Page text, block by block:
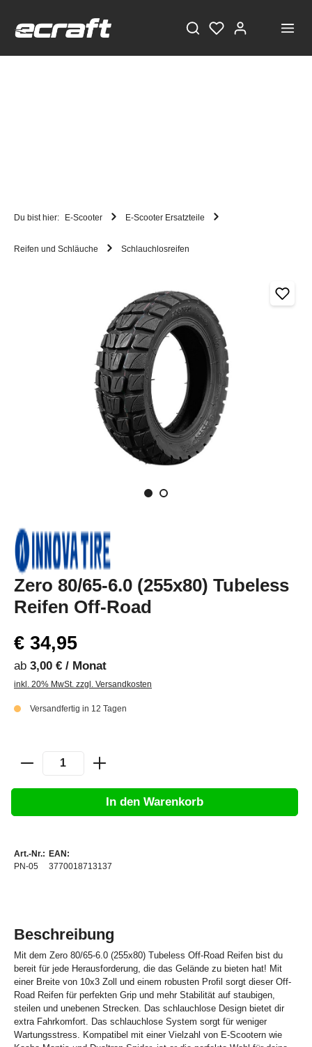
Du bist hier: E-Scooter E-Scooter Ersatzteile
Reifen und Schläuche Schlauchlosreifen
Zero 80/65-6.0 (255x80) Tubeless
Reifen Off-Road
€ 34,95
ab 3,00 € / Monat
inkl. 20% MwSt. zzgl. Versandkosten
Versandfertig in 12 Tagen
In den Warenkorb
Art.-Nr.:
PN-05
EAN:
3770018713137
Beschreibung
Mit dem Zero 80/65-6.0 (255x80) Tubeless Off-Road Reifen bist du
bereit für jede Herausforderung, die das Gelände zu bieten hat! Mit
einer Breite von 10x3 Zoll und einem robusten Profil sorgt dieser Off-
Road Reifen für perfekten Grip und mehr Stabilität auf staubigen,
steilen und unebenen Strecken. Das schlauchlose Design bietet dir
extra Fahrkomfort. Das schlauchlose System sorgt für weniger
Wartungsstress. Kompatibel mit einer Vielzahl von E-Scootern wie